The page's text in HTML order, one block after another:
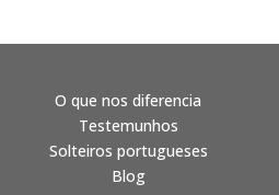
O que nos diferencia
Testemunhos
Solteiros portugueses
Blog